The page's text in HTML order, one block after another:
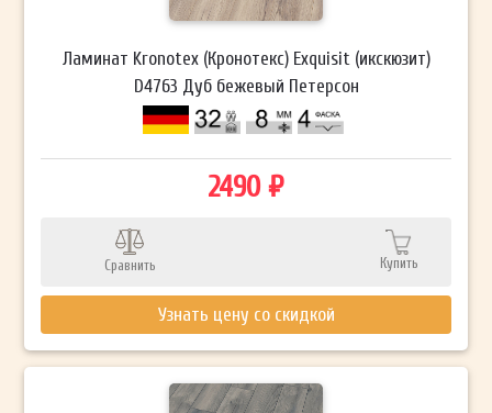
Ламинат Kronotex (Кронотекс) Exquisit (икскюзит)
D4763 Дуб бежевый Петерсон
2490 ₽
Сравнить Купить
Узнать цену со скидкой